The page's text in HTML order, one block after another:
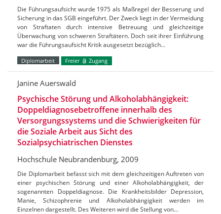
Die Führungsaufsicht wurde 1975 als Maßregel der Besserung und
Sicherung in das SGB eingeführt. Der Zweck liegt in der Vermeidung
von Straftaten durch intensive Betreuung und gleichzeitige
Überwachung von schweren Straftätern. Doch seit ihrer Einführung
war die Führungsaufsicht Kritik ausgesetzt bezüglich…
Diplomarbeit Freier Zugang
Janine Auerswald
Psychische Störung und Alkoholabhängigkeit:
Doppeldiagnosebetroffene innerhalb des
Versorgungssystems und die Schwierigkeiten für
die Soziale Arbeit aus Sicht des
Sozialpsychiatrischen Dienstes
Hochschule Neubrandenburg, 2009
Die Diplomarbeit befasst sich mit dem gleichzeitigen Auftreten von
einer psychischen Störung und einer Alkoholabhängigkeit, der
sogenannten Doppeldiagnose. Die Krankheitsbilder Depression,
Manie, Schizophrenie und Alkoholabhängigkeit werden im
Einzelnen dargestellt. Des Weiteren wird die Stellung von…